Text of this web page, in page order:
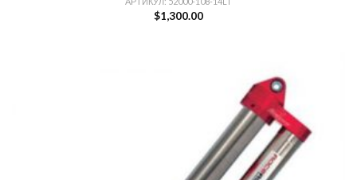
$1,300.00